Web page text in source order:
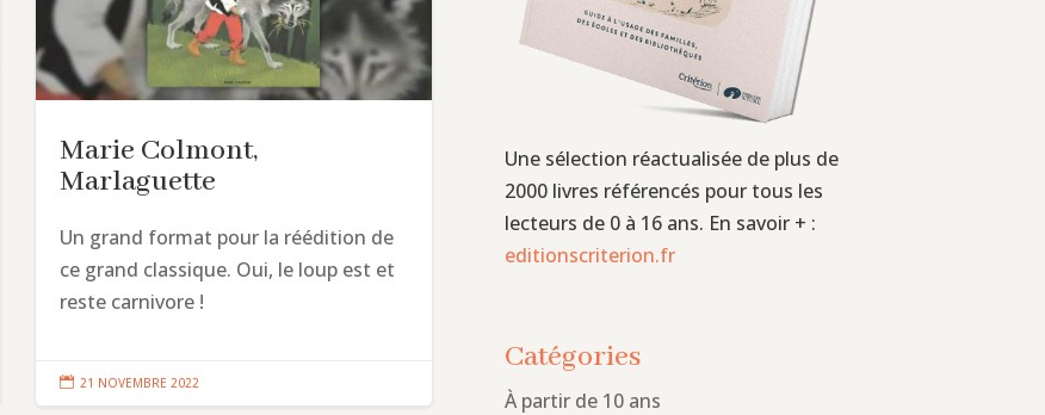
Marie Colmont,
Marlaguette
Un grand format pour la réédition de
ce grand classique. Oui, le loup est et
reste carnivore !
 21 NOVEMBRE 2022
Une sélection réactualisée de plus de
2000 livres référencés pour tous les
lecteurs de 0 à 16 ans. En savoir + :
editionscriterion.fr
Catégories
À partir de 10 ans